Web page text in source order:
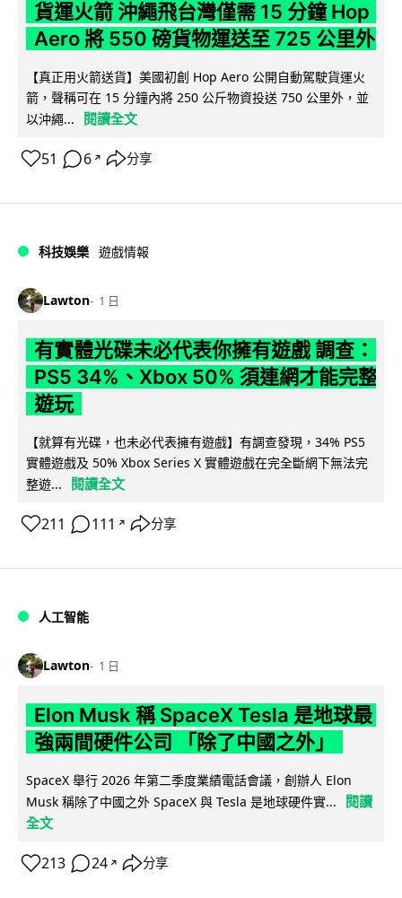
貨運火箭 沖繩飛台灣僅需 15 分鐘 Hop
Aero 將 550 磅貨物運送至 725 公里外
【真正用火箭送貨】美國初創 Hop Aero 公開自動駕駛貨運火
箭，聲稱可在 15 分鐘內將 250 公斤物資投送 750 公里外，並
以沖繩...
閱讀全文
51 6 ↗ 分享
科技娛樂 遊戲情報
Lawton 1 日
有實體光碟未必代表你擁有遊戲 調查：
PS5 34%、Xbox 50% 須連網才能完整
遊玩
【就算有光碟，也未必代表擁有遊戲】有調查發現，34% PS5
實體遊戲及 50% Xbox Series X 實體遊戲在完全斷網下無法完
整遊...
閱讀全文
211 111 ↗ 分享
人工智能
Lawton 1 日
Elon Musk 稱 SpaceX Tesla 是地球最
強兩間硬件公司 「除了中國之外」
SpaceX 舉行 2026 年第二季度業績電話會議，創辦人 Elon
Musk 稱除了中國之外 SpaceX 與 Tesla 是地球硬件實...
閱讀
全文
213 24 ↗ 分享